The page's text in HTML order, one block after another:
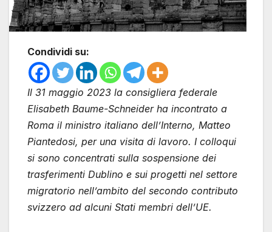
Condividi su:
Il 31 maggio 2023 la consigliera federale
Elisabeth Baume-Schneider ha incontrato a
Roma il ministro italiano dell’Interno, Matteo
Piantedosi, per una visita di lavoro. I colloqui
si sono concentrati sulla sospensione dei
trasferimenti Dublino e sui progetti nel settore
migratorio nell’ambito del secondo contributo
svizzero ad alcuni Stati membri dell’UE.